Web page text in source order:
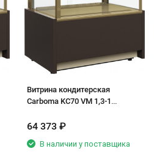
Витрина кондитерская
Carboma KC70 VM 1,3-1
64 373 ₽
В наличии у поставщика